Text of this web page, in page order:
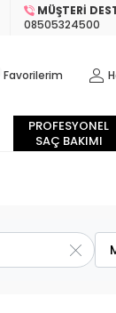
MÜŞTERI
08505324500
Favorilerim
PROFESYONEL
SAÇ BAKIMI